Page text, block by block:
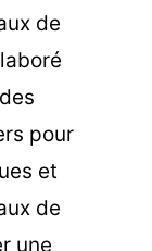
de
pour
et
de
une